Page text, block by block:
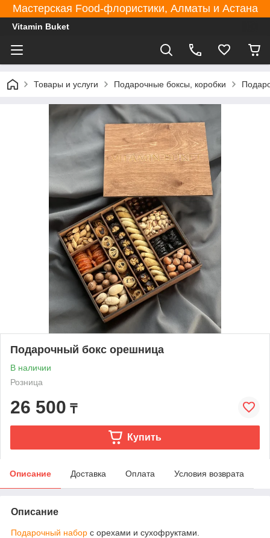
Мастерская Food-флористики, Алматы и Астана
Vitamin Buket
Товары и услуги Подарочные боксы, коробки
Подарочный бокс орешница
В наличии
Розница
26 500 ₸
Купить
Описание Доставка Оплата Условия возврата
Описание
Подарочный набор с орехами и сухофруктами.